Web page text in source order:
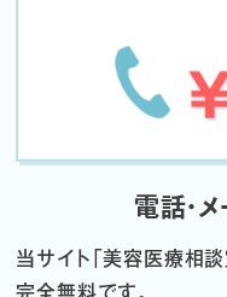
電話・
当サイト「美容医療相談
完全無料です。